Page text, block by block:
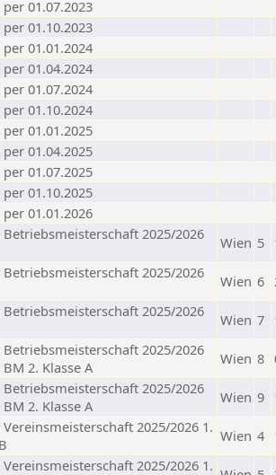
01.07.2023
01.10.2023
01.01.2024
01.04.2024
01.07.2024
01.10.2024
01.01.2025
01.04.2025
01.07.2025
01.10.2025
01.01.2026
2025/2026
Wien 5
2025/2026
Wien 6
2025/2026
Wien 7
2025/2026
2. Klasse A
Wien 8
2025/2026
2. Klasse A
Wien 9
2025/2026 1. Wien 4
2025/2026 1.